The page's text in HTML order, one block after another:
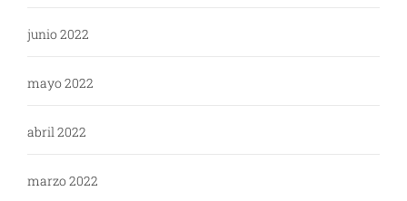
junio 2022
mayo 2022
abril 2022
marzo 2022